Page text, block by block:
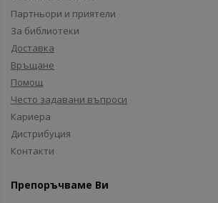
Партньори и приятели
За библиотеки
Доставка
Връщане
Помощ
Често задавани въпроси
Кариера
Дистрибуция
Контакти
Препоръчваме Ви